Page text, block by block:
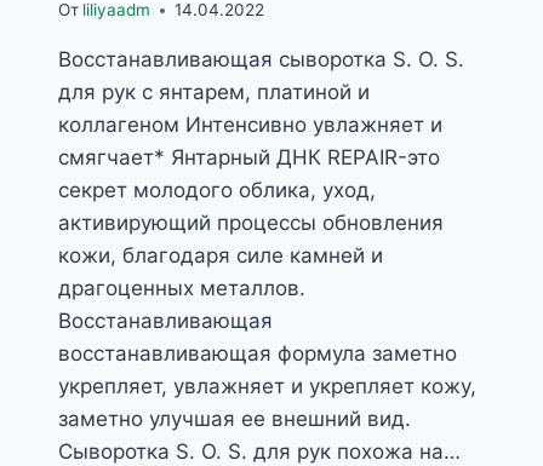
От liliyaadm 14.04.2022
Восстанавливающая сыворотка S. O. S.
для рук с янтарем, платиной и
коллагеном Интенсивно увлажняет и
смягчает* Янтарный ДНК REPAIR-это
секрет молодого облика, уход,
активирующий процессы обновления
кожи, благодаря силе камней и
драгоценных металлов.
Восстанавливающая
восстанавливающая формула заметно
укрепляет, увлажняет и укрепляет кожу,
заметно улучшая ее внешний вид.
Сыворотка S. O. S. для рук похожа на…